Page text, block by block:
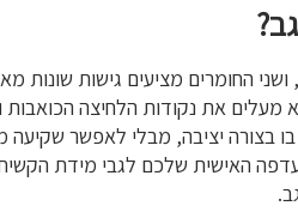
החומרים מציעים גישות
מעלים את נקודות הלחיצה
בצורה יציבה, מבלי לאפשר